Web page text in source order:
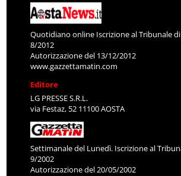
Quotidiano online Iscrizione al Tribunale
8/2012
Autorizzazione del 13/12/2012
www.gazzettamatin.com
Editore
LG PRESSE S.R.L.
via Festaz, 52 11100 AOSTA
Settimanale del Lunedì. Iscrizione al
9/2002
Autorizzazione del 20/05/2002